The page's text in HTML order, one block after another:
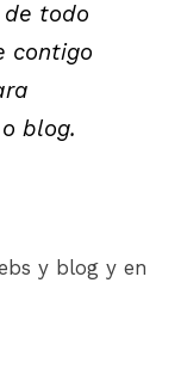
de todo
contigo
blog.
y blog y en